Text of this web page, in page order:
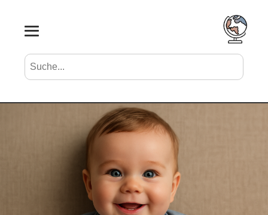
Suche nach Vornamen Search